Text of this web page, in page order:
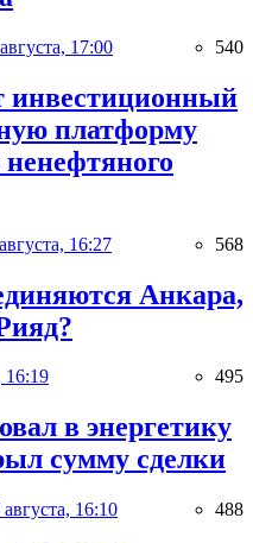
17:00 540
инвестиционный
платформу
16:27 568
Анкара,
16:19 495
в энергетику
сумму сделки
августа, 16:10 488